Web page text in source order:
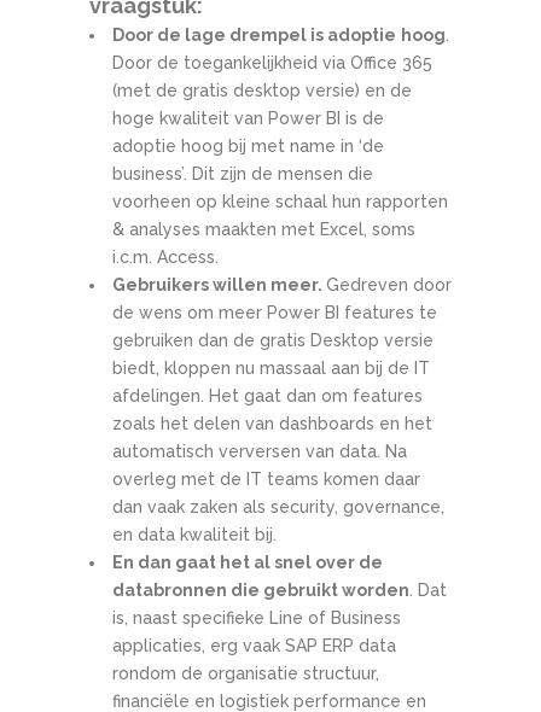
vraagstuk:
Door de lage drempel is adoptie hoog
Door de toegankelijkheid via Office 365
(met de gratis desktop versie) en de
hoge kwaliteit van Power BI is de
adoptie hoog bij met name in ‘de
business’. Dit zijn de mensen die
voorheen op kleine schaal hun rapporten
& analyses maakten met Excel, soms
i.c.m. Access.
Gebruikers willen meer. Gedreven door
de wens om meer Power BI features te
gebruiken dan de gratis Desktop versie
biedt, kloppen nu massaal aan bij de IT
afdelingen. Het gaat dan om features
zoals het delen van dashboards en het
automatisch verversen van data. Na
overleg met de IT teams komen daar
dan vaak zaken als security, governance,
en data kwaliteit bij.
En dan gaat het al snel over de
databronnen die gebruikt worden . Dat
is, naast specifieke Line of Business
applicaties, erg vaak SAP ERP data
rondom de organisatie structuur,
financiële en logistiek performance en